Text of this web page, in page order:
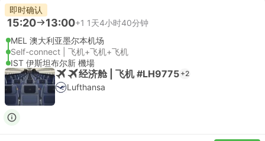
即时确认
15:20 13:00+1 1天4小时40分钟
MEL 澳大利亚墨尔本机场
Self-connect | 飞机+飞机+飞机
IST 伊斯坦布尔新 機場
经济舱 | 飞机 #LH9775 +2
Lufthansa